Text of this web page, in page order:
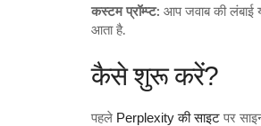
कस्टम प्रॉम्प्ट: आप जवाब की लंबाई
आता है.
कैसे शुरू करें?
पहले Perplexity की साइट पर